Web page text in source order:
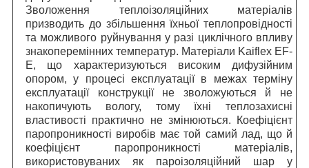
Зволоження теплоізоляційних матеріалів
призводить до збільшення їхньої теплопровідності
та можливого руйнування у разі циклічного впливу
знакоперемінних температур. Матеріали Kaiflex EF-
E, що характеризуються високим дифузійним
опором, у процесі експлуатації в межах терміну
експлуатації конструкції не зволожуються й не
накопичують вологу, тому їхні теплозахисні
властивості практично не змінюються. Коефіцієнт
паропроникності виробів має той самий лад, що й
коефіцієнт паропроникності матеріалів,
використовуваних як пароізоляційний шар у